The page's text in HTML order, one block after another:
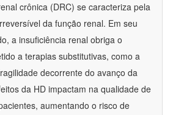
crônica (DRC) se caracteriza pela
da função renal. Em seu
a insuficiência renal obriga o
a terapias substitutivas, como a
decorrente do avanço da
da HD impactam na qualidade de
aumentando o risco de